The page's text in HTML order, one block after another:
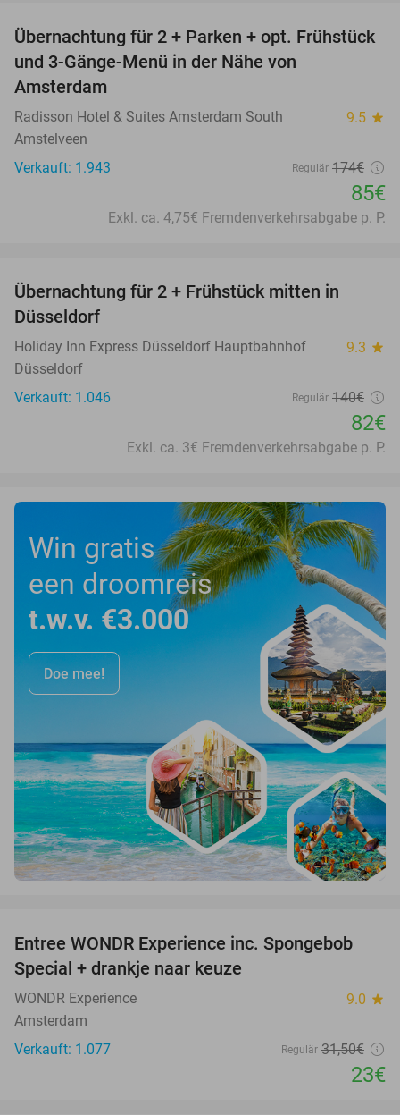
51%
Übernachtung für 2 + Parken + opt. Frühstück
und 3-Gänge-Menü in der Nähe von
Amsterdam
Radisson Hotel & Suites Amsterdam South 9.5 star
Amstelveen
Verkauft: 1.943
Regulär 174€
85€
Exkl. ca. 4,75€ Fremdenverkehrsabgabe p. P.
Übernachtung für 2 + Frühstück mitten in
Düsseldorf
Holiday Inn Express Düsseldorf Hauptbahnhof 9.3 star
Düsseldorf
Verkauft: 1.046
Regulär 140€
82€
Exkl. ca. 3€ Fremdenverkehrsabgabe p. P.
Win gratis
een droomreis
t.w.v. €3.000
Doe mee!
27%
Entree WONDR Experience inc. Spongebob
Special + drankje naar keuze
WONDR Experience 9.0 star
Amsterdam
Verkauft: 1.077
Regulär 31,50€
23€